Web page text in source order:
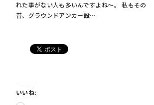
れた事がない人も多いんですよね～。 私もその
昔、グラウンドアンカー設…
いいね: